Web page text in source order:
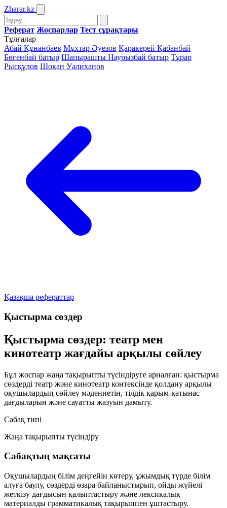
Zharar.kz
Реферат Жоспарлар Тест сұрақтары
Тұлғалар
Абай Құнанбаев Мұхтар Әуезов Қаракерей Қабанбай
Бөгенбай батыр Шапырашты Наурызбай батыр Тұрар
Рысқұлов Шоқан Уәлиханов
Қазақша рефераттар
Қыстырма сөздер
Қыстырма сөздер: театр мен
кинотеатр жағдайы арқылы сөйлеу
Бұл жоспар жаңа тақырыпты түсіндіруге арналған: қыстырма
сөздерді театр және кинотеатр контексінде қолдану арқылы
оқушылардың сөйлеу мәдениетін, тілдік қарым-қатынас
дағдыларын және сауатты жазуын дамыту.
Сабақ типі
Жаңа тақырыпты түсіндіру
Сабақтың мақсаты
Оқушылардың білім деңгейін көтеру, ұжымдық түрде білім
алуға баулу, сөздерді өзара байланыстырып, ойды жүйелі
жеткізу дағдысын қалыптастыру және лексикалық
материалды грамматикалық тақырыппен ұштастыру.